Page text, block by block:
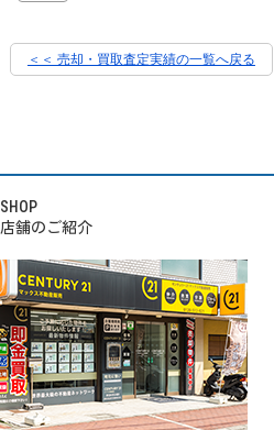
＜＜ 売却・買取査定実績の一覧へ戻る
SHOP
店舗のご紹介